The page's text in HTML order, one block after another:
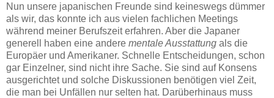
Nun unsere japanischen Freunde sind keineswegs dümmer
als wir, das konnte ich aus vielen fachlichen Meetings
während meiner Berufszeit erfahren. Aber die Japaner
generell haben eine andere mentale Ausstattung als die
Europäer und Amerikaner. Schnelle Entscheidungen, schon
gar Einzelner, sind nicht ihre Sache. Sie sind auf Konsens
ausgerichtet und solche Diskussionen benötigen viel Zeit,
die man bei Unfällen nur selten hat. Darüberhinaus muss